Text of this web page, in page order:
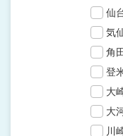
仙
気
角
登
大
大
川